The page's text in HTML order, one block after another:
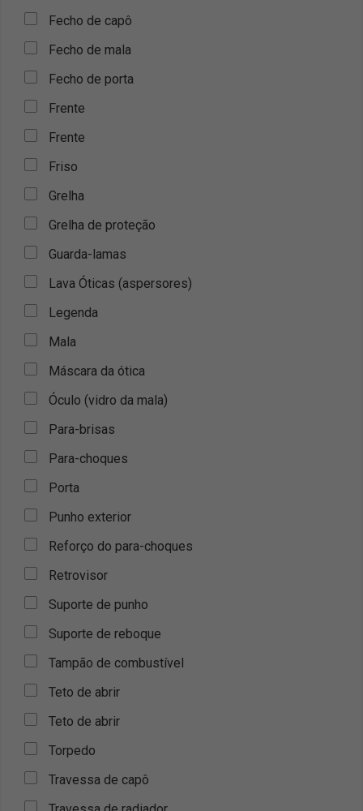
Fecho de capô
Fecho de mala
Fecho de porta
Frente
Frente
Friso
Grelha
Grelha de proteção
Guarda-lamas
Lava Óticas (aspersores)
Legenda
Mala
Máscara da ótica
Óculo (vidro da mala)
Para-brisas
Para-choques
Porta
Punho exterior
Reforço do para-choques
Retrovisor
Suporte de punho
Suporte de reboque
Tampão de combustível
Teto de abrir
Teto de abrir
Torpedo
Travessa de capô